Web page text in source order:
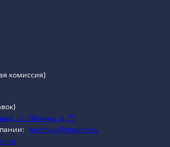
комиссия)
ул. Ленина, д. 77
priem.so@mgutm.ru